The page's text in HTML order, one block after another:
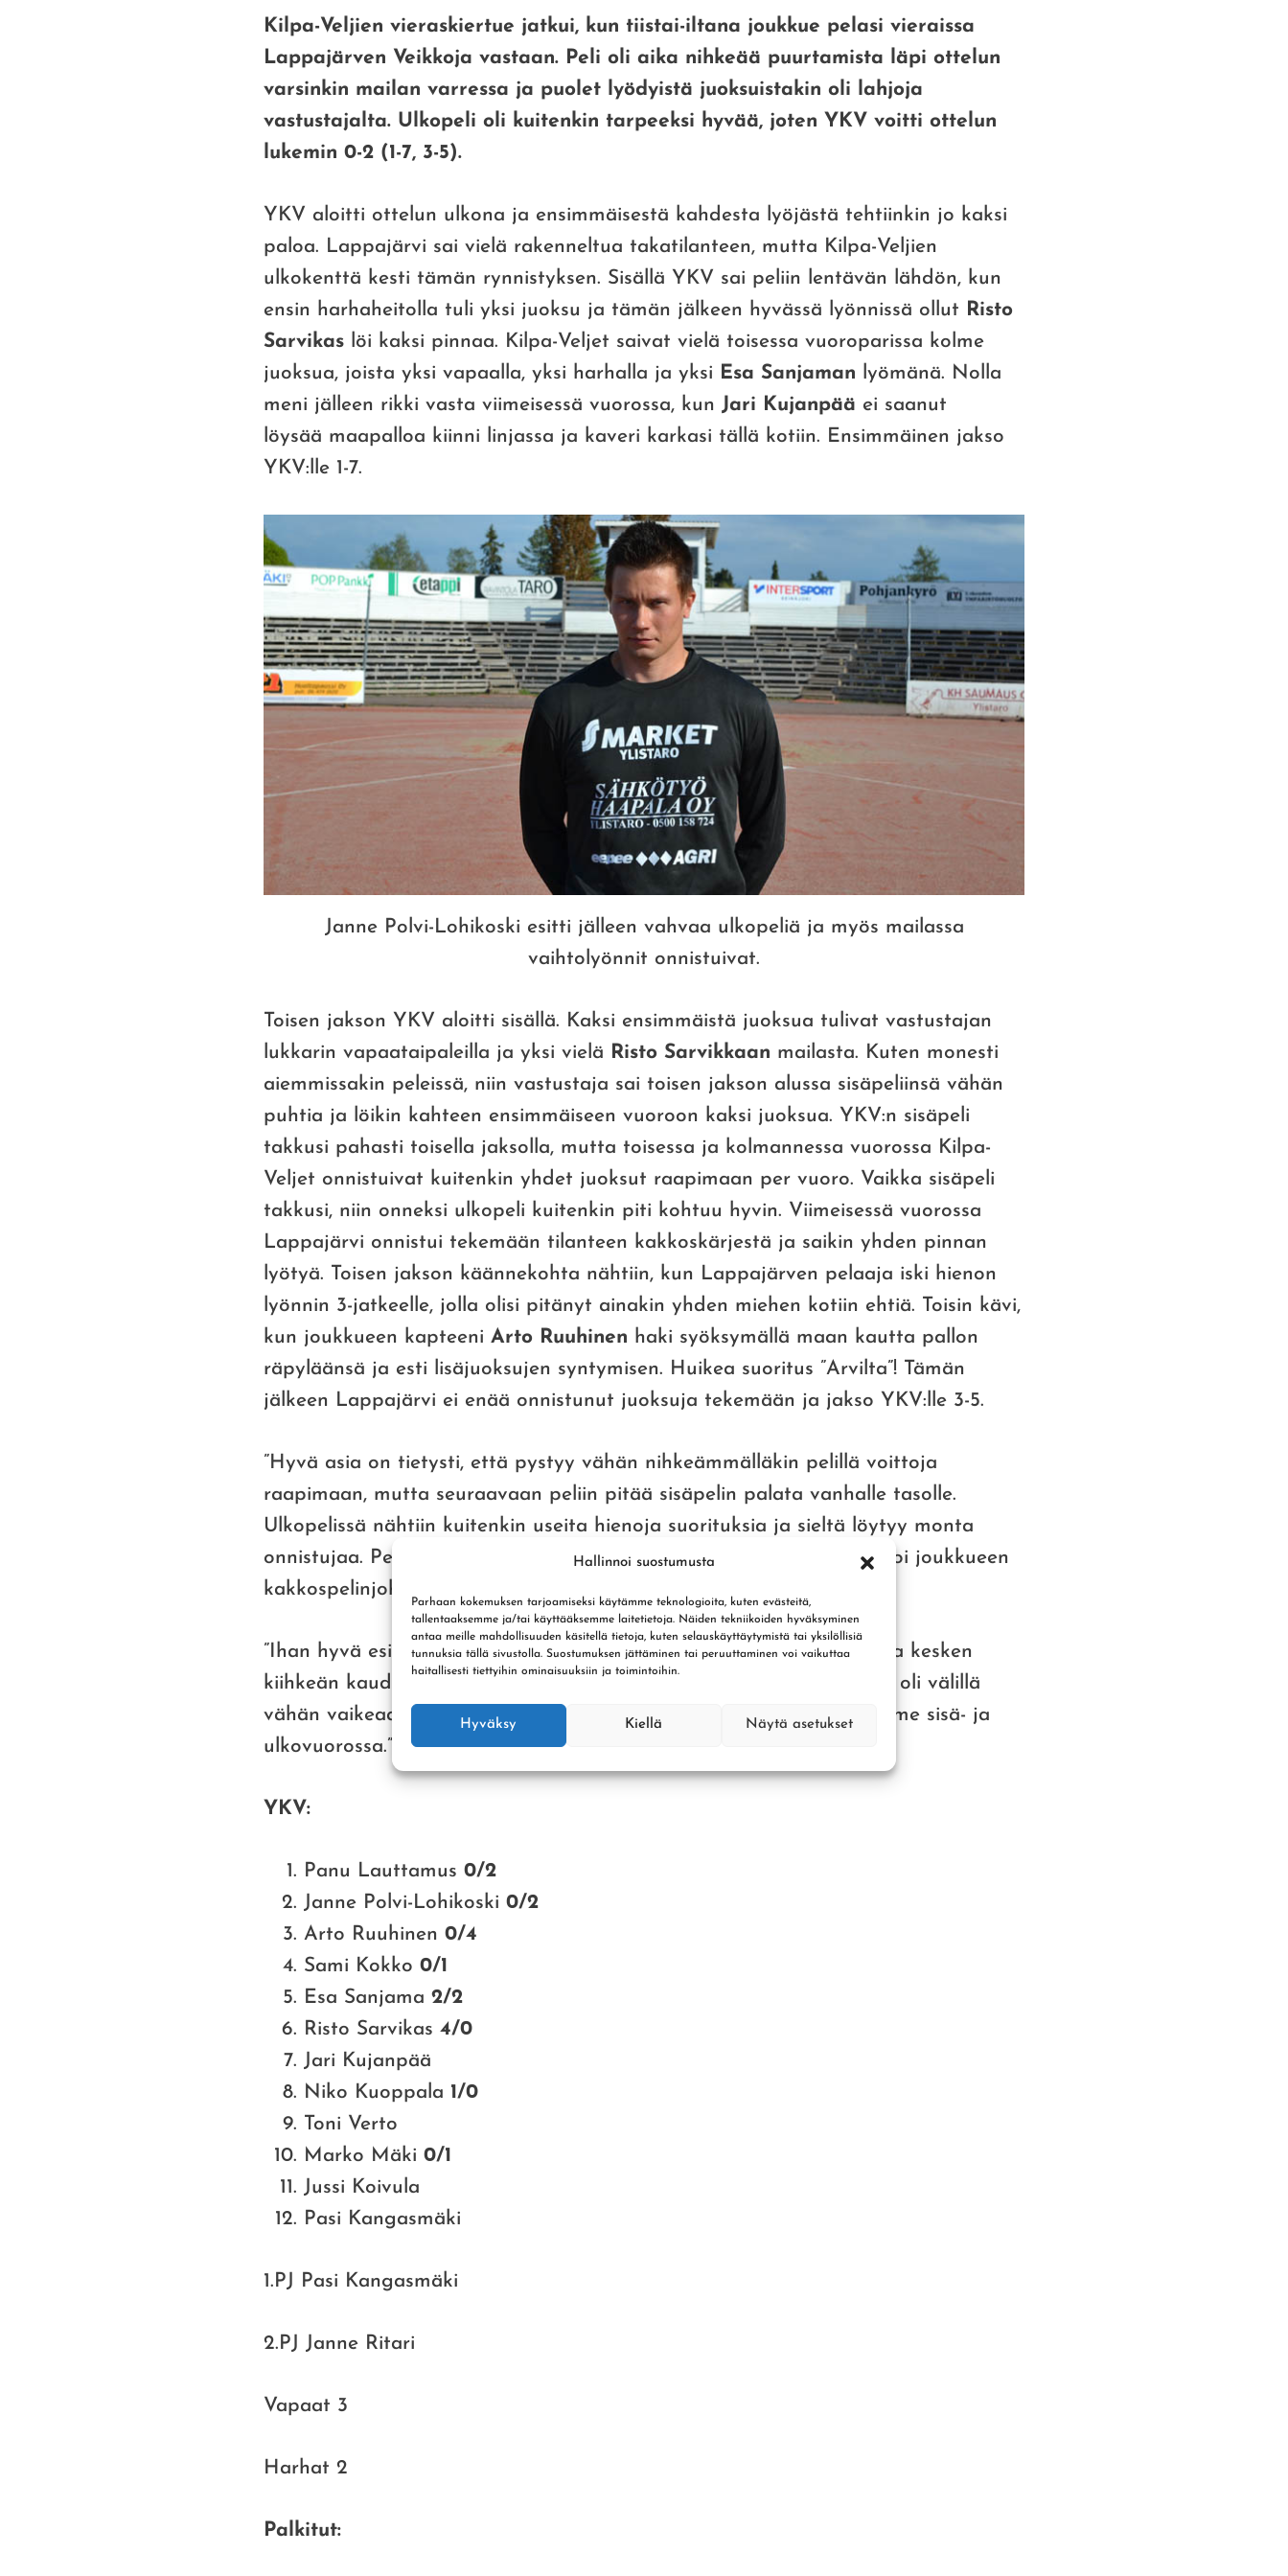
Hallinnoi suostumusta
Parhaan kokemuksen tarjoamiseksi käytämme teknologioita, kuten evästeitä,
tallentaaksemme ja/tai käyttääksemme laitetietoja. Näiden tekniikoiden hyväksyminen
antaa meille mahdollisuuden käsitellä tietoja, kuten selauskäyttäytymistä tai yksilöllisiä
tunnuksia tällä sivustolla. Suostumuksen jättäminen tai peruuttaminen voi vaikuttaa
haitallisesti tiettyihin ominaisuuksiin ja toimintoihin.
Hyväksy Kiellä Näytä asetukset
Kilpa-Veljien vieraskiertue jatkui, kun tiistai-iltana joukkue pelasi vieraissa
Lappajärven Veikkoja vastaan. Peli oli aika nihkeää puurtamista läpi ottelun
varsinkin mailan varressa ja puolet lyödyistä juoksuistakin oli lahjoja
vastustajalta. Ulkopeli oli kuitenkin tarpeeksi hyvää, joten YKV voitti ottelun
lukemin 0-2 (1-7, 3-5).
YKV aloitti ottelun ulkona ja ensimmäisestä kahdesta lyöjästä tehtiinkin jo kaksi
paloa. Lappajärvi sai vielä rakenneltua takatilanteen, mutta Kilpa-Veljien
ulkokenttä kesti tämän rynnistyksen. Sisällä YKV sai peliin lentävän lähdön, kun
ensin harhaheitolla tuli yksi juoksu ja tämän jälkeen hyvässä lyönnissä ollut
Risto
Sarvikas löi kaksi pinnaa. Kilpa-Veljet saivat vielä toisessa vuoroparissa kolme
juoksua, joista yksi vapaalla, yksi harhalla ja yksi
Esa Sanjaman lyömänä. Nolla
meni jälleen rikki vasta viimeisessä vuorossa, kun Jari Kujanpää ei saanut
löysää maapalloa kiinni linjassa ja kaveri karkasi tällä kotiin. Ensimmäinen jakso
YKV:lle 1-7.
Janne Polvi-Lohikoski esitti jälleen vahvaa ulkopeliä ja myös mailassa
vaihtolyönnit onnistuivat.
Toisen jakson YKV aloitti sisällä. Kaksi ensimmäistä juoksua tulivat vastustajan
lukkarin vapaataipaleilla ja yksi vielä
Risto Sarvikkaan mailasta. Kuten monesti
aiemmissakin peleissä, niin vastustaja sai toisen jakson alussa sisäpeliinsä vähän
puhtia ja löikin kahteen ensimmäiseen vuoroon kaksi juoksua. YKV:n sisäpeli
takkusi pahasti toisella jaksolla, mutta toisessa ja kolmannessa vuorossa Kilpa-
Veljet onnistuivat kuitenkin yhdet juoksut raapimaan per vuoro. Vaikka sisäpeli
takkusi, niin onneksi ulkopeli kuitenkin piti kohtuu hyvin. Viimeisessä vuorossa
Lappajärvi onnistui tekemään tilanteen kakkoskärjestä ja saikin yhden pinnan
lyötyä. Toisen jakson käännekohta nähtiin, kun Lappajärven pelaaja iski hienon
lyönnin 3-jatkeelle, jolla olisi pitänyt ainakin yhden miehen kotiin ehtiä. Toisin kävi,
kun joukkueen kapteeni Arto Ruuhinen haki syöksymällä maan kautta pallon
räpyläänsä ja esti lisäjuoksujen syntymisen. Huikea suoritus ”Arvilta”! Tämän
jälkeen Lappajärvi ei enää onnistunut juoksuja tekemään ja jakso YKV:lle 3-5.
”Hyvä asia on tietysti, että pystyy vähän nihkeämmälläkin pelillä voittoja
raapimaan, mutta seuraavaan peliin pitää sisäpelin palata vanhalle tasolle.
Ulkopelissä nähtiin kuitenkin useita hienoja suorituksia ja sieltä löytyy monta
onnistujaa. Perjantaina ollaan varmasti terävämpiä vielä!”, kommentoi joukkueen
kakkospelinjohtaja
”Ihan hyvä esitys kuitenkin, vaikka ykköspelinjohtaja oli lomailemassa kesken
kiihkeän kauden. Ulkopeli oli edelleen vahvaa, mutta mailanvarressa oli välillä
vähän vaikeaa. Toisella jaksolla ei kentällä tehnyt muut paloja, kuin me sisä- ja
ulkovuorossa.”, totesi ykköspalkittu
YKV:
Panu Lauttamus 0/2
Janne Polvi-Lohikoski 0/2
Arto Ruuhinen 0/4
Sami Kokko 0/1
Esa Sanjama 2/2
Risto Sarvikas 4/0
Jari Kujanpää
Niko Kuoppala 1/0
Toni Verto
Marko Mäki 0/1
Jussi Koivula
Pasi Kangasmäki
1.PJ Pasi Kangasmäki
2.PJ Janne Ritari
Vapaat 3
Harhat 2
Palkitut: